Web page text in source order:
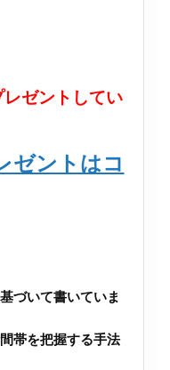
ゼントしてい
ゼントはコ
づいて書いていま
帯を把握する手法